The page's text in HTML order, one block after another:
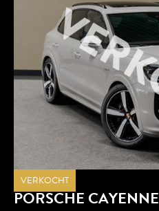
VERKOCHT
PORSCHECAYENNE